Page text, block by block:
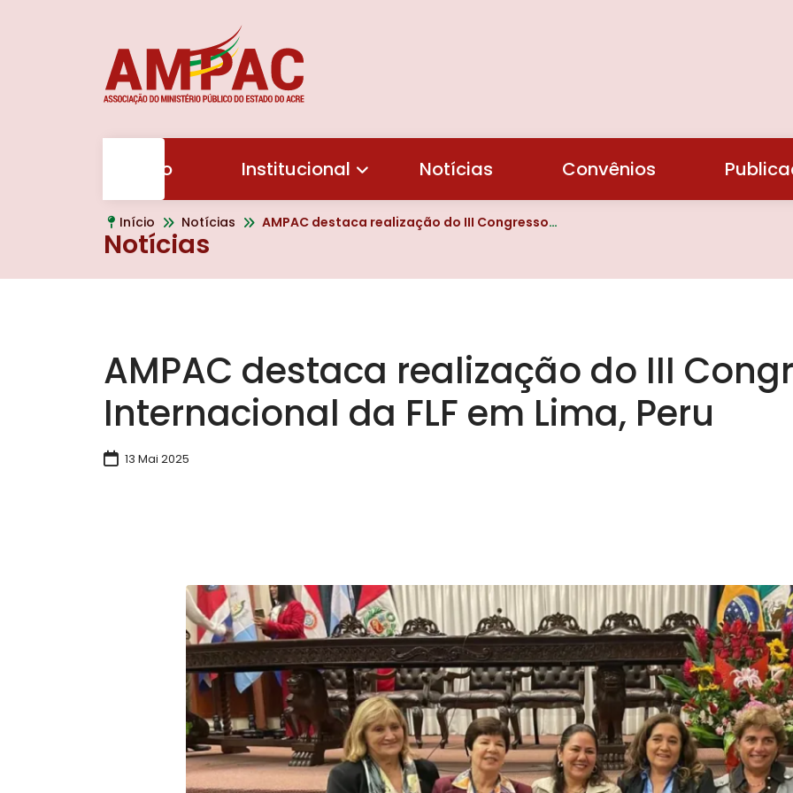
Início Institucional Notícias Convênios
Notícias
Início Notícias AMPAC destaca realização do III Congresso Internacional da FLF em Lima, Peru
AMPAC destaca realização do III
Internacional da FLF em Lima, Peru
13 Mai 2025